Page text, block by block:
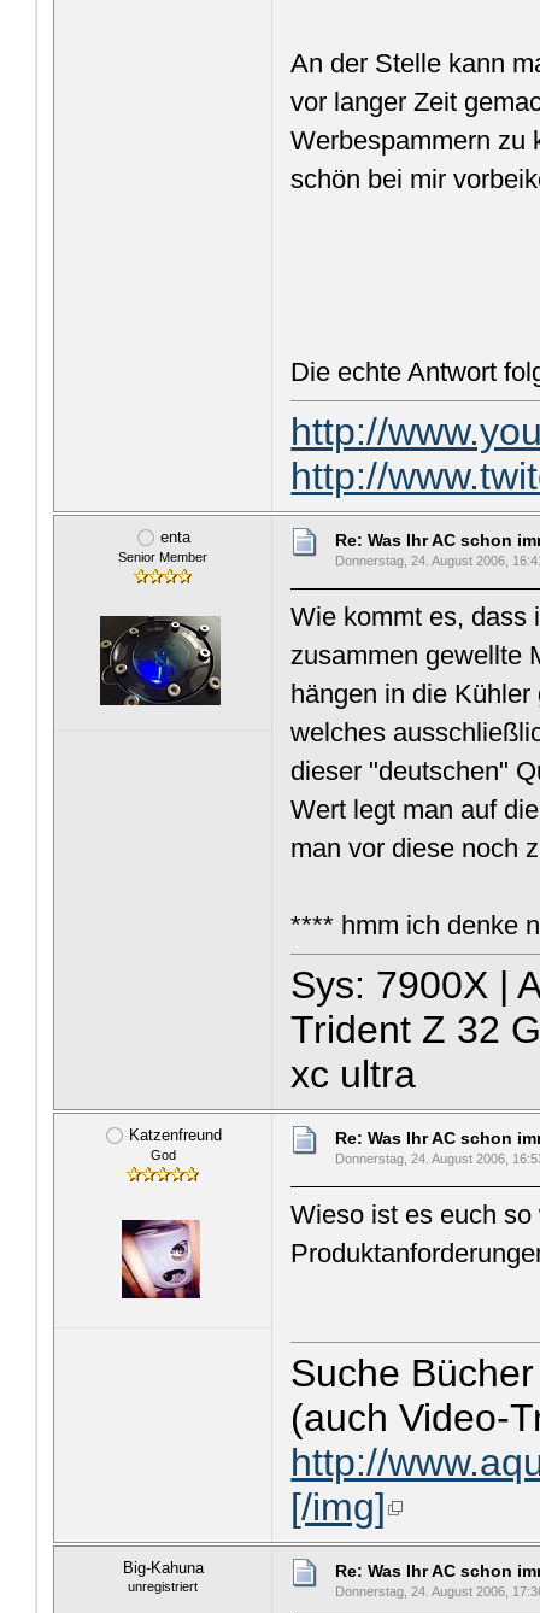
An der Stelle kann
vor langer Zeit
Werbespammern zu
schön bei mir
Die echte Antwort
http://
http://
enta
Senior Member
Re: Was Ihr AC schon
Donnerstag, 24. August 2006,
Wie kommt es, dass
zusammen gewellte
hängen in die
welches
dieser "deutschen"
Wert legt man auf
man vor diese noch
**** hmm ich denke
Sys: 7900X |
Trident Z 32
xc ultra
Katzenfreund
God
Re: Was Ihr AC schon
Donnerstag, 24. August 2006,
Wieso ist es euch
Suche
(auch Video-
http://
[/img]
Big-Kahuna
unregistriert
Re: Was Ihr AC schon
Donnerstag, 24. August 2006,